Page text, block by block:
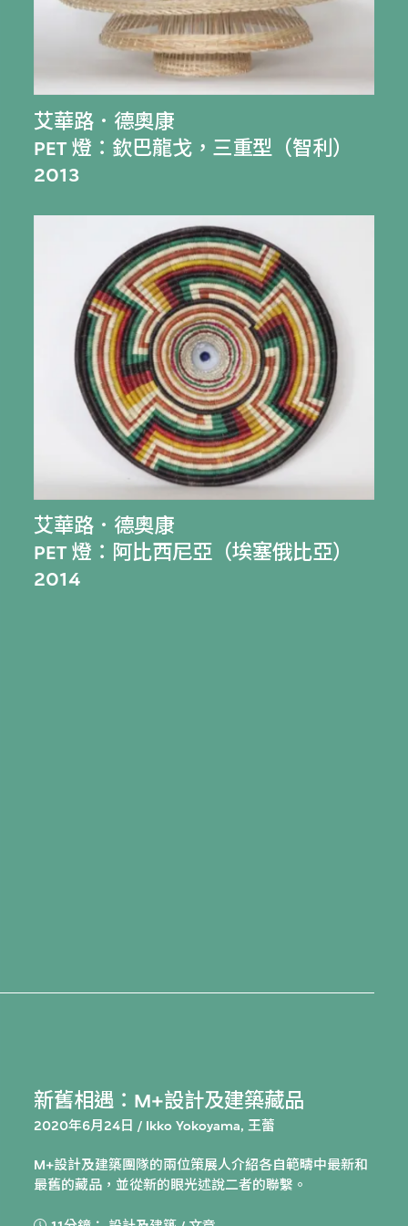
艾華路．德奧康
PET 燈：欽巴龍戈，三重型（智利）
2013
艾華路．德奧康
PET 燈：阿比西尼亞（埃塞俄比亞）
2014
新舊相遇：M+設計及建築藏品
2020年6月24日 / Ikko Yokoyama, 王蕾
M+設計及建築團隊的兩位策展人介紹各自範疇中最新和
最舊的藏品，並從新的眼光述說二者的聯繫。